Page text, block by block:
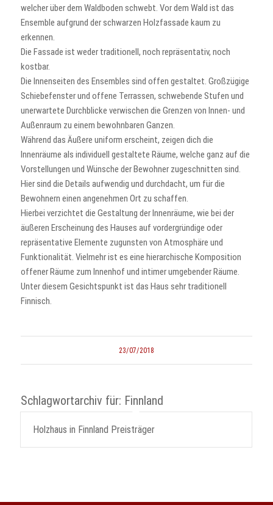
welcher über dem Waldboden schwebt. Vor dem Wald ist das
Ensemble aufgrund der schwarzen Holzfassade kaum zu
erkennen.
Die Fassade ist weder traditionell, noch repräsentativ, noch
kostbar.
Die Innenseiten des Ensembles sind offen gestaltet. Großzügige
Schiebefenster und offene Terrassen, schwebende Stufen und
unerwartete Durchblicke verwischen die Grenzen von Innen- und
Außenraum zu einem bewohnbaren Ganzen.
Während das Äußere uniform erscheint, zeigen dich die
Innenräume als individuell gestaltete Räume, welche ganz auf die
Vorstellungen und Wünsche der Bewohner zugeschnitten sind.
Hier sind die Details aufwendig und durchdacht, um für die
Bewohnern einen angenehmen Ort zu schaffen.
Hierbei verzichtet die Gestaltung der Innenräume, wie bei der
äußeren Erscheinung des Hauses auf vordergründige oder
repräsentative Elemente zugunsten von Atmosphäre und
Funktionalität. Vielmehr ist es eine hierarchische Komposition
offener Räume zum Innenhof und intimer umgebender Räume.
Unter diesem Gesichtspunkt ist das Haus sehr traditionell
Finnisch.
23/07/2018
Schlagwortarchiv für: Finnland
Holzhaus in Finnland Preisträger